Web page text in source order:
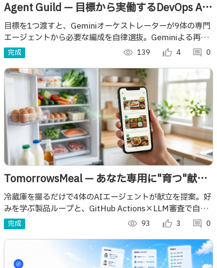
Agent Guild — 目標から実働するDevOps AI
ギルド
目標を1つ渡すと、Geminiオーケストレーターが9体の専門
エージェントから必要な編成を自律選抜。Geminiよる再検
証を通過した所見だけを、対応計画にまとめるDevOpsミッ
ションコントロールです。
完成 visibility 139 thumb_up_alt 4 comment 0
TomorrowsMeal — あなた専用に"育つ"献立
AIエージェント
冷蔵庫を撮るだけで4体のAIエージェントが献立を提案。好
みを学ぶ製品ループと、GitHub Actions×LLM審査で自ら
を改善するDevOpsループを備えた“育つ献立AI”。
完成 visibility 93 thumb_up_alt 3 comment 0